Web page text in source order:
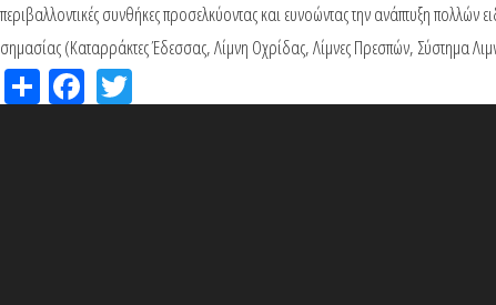
περιβαλλοντικές συνθήκες προσελκύοντας και ευνοώντας την ανάπτυξη
σημασίας (Καταρράκτες Έδεσσας, Λίμνη Οχρίδας, Λίμνες Πρεσπών, Σύστημα
ShareFacebook